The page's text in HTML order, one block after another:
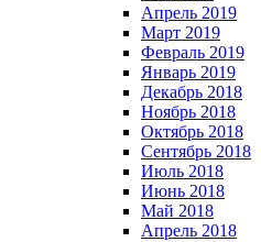
Апрель 2019
Март 2019
Февраль 2019
Январь 2019
Декабрь 2018
Ноябрь 2018
Октябрь 2018
Сентябрь 2018
Июль 2018
Июнь 2018
Май 2018
Апрель 2018